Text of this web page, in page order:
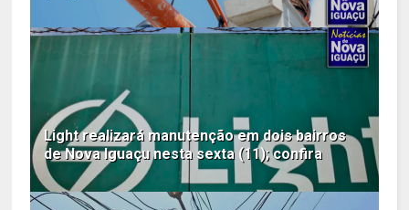
Light realizará manutenção em dois bairros
de Nova Iguaçu nesta sexta (11); confira